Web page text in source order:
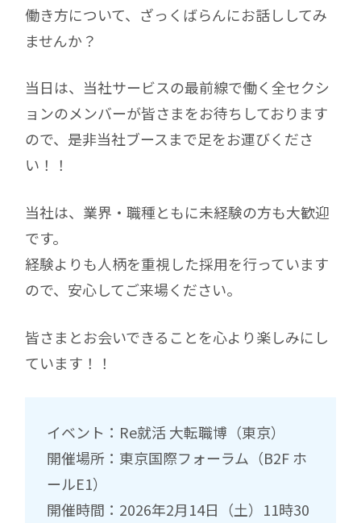
働き方について、ざっくばらんにお話ししてみ
ませんか？
当日は、当社サービスの最前線で働く全セクシ
ョンのメンバーが皆さまをお待ちしております
ので、是非当社ブースまで足をお運びくださ
い！！
当社は、業界・職種ともに未経験の方も大歓迎
です。
経験よりも人柄を重視した採用を行っています
ので、安心してご来場ください。
皆さまとお会いできることを心より楽しみにし
ています！！
イベント： Re就活 大転職博（東京）
開催場所： 東京国際フォーラム（B2F ホ
ールE1）
開催時間：2026年2月14日（土）11時30